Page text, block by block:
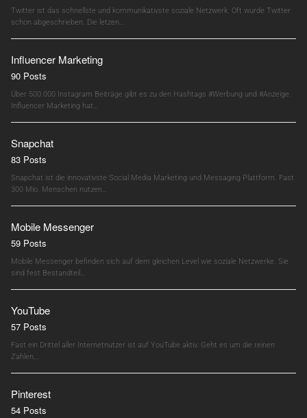
Twitter ist das schnellste und kommunikativste soziale Netzwerk. Oft wurde Twitter
schon abgeschrieben. Die letzen…
Influencer Marketing
90 Posts
Über 500.000 Instagram Beiträge gibt es zu den Hashtags #Werbung und #Anzeige.
Influencer Marketing hat…
Snapchat
83 Posts
Snapchat ist die innovativste Social Media Marketing und Messaging Plattform. Fast
300 Mio. Menschen nutzen…
Mobile Messenger
59 Posts
Mobile Messenger befinden sich auf dem gleichen Level wie soziale Netzwerke. Sie
sind fest Bestandteil…
YouTube
57 Posts
Fast ein Drittel aller Internetnutzer ist auf YouTube aktiv. Geht es um die reinen
Zahlen,…
Pinterest
54 Posts